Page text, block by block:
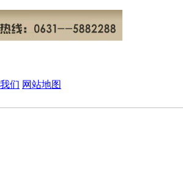
们 网站地图